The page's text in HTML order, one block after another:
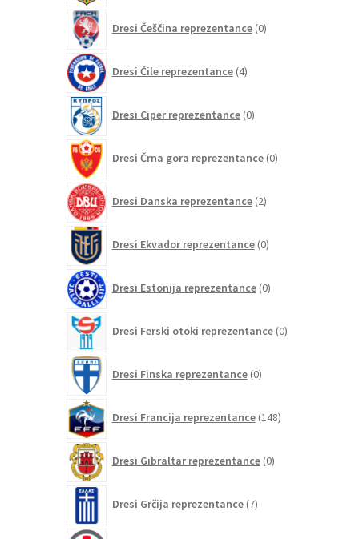
Dresi Češčina reprezentance 0izdelkov
Dresi Čile reprezentance 4izdelki
Dresi Ciper reprezentance 0izdelkov
Dresi Črna gora reprezentance 0izdelkov
Dresi Danska reprezentance 2izdelka
Dresi Ekvador reprezentance 0izdelkov
Dresi Estonija reprezentance 0izdelkov
Dresi Ferski otoki reprezentance 0izdelkov
Dresi Finska reprezentance 0izdelkov
Dresi Francija reprezentance 148izdelkov
Dresi Gibraltar reprezentance 0izdelkov
Dresi Grčija reprezentance 7izdelkov